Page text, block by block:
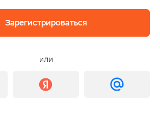
Зарегистрироваться
или